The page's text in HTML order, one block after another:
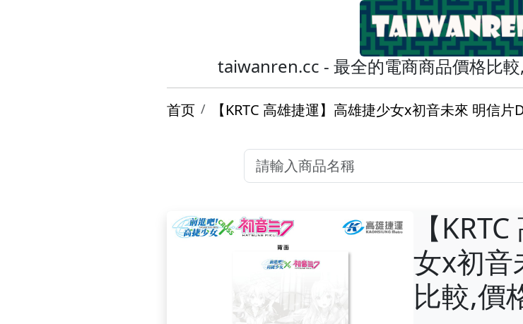
taiwanren.cc - 最全的電商商品價格比
首页 【KRTC 高雄捷運】高雄捷少女x初音未來 明信片
【
女x初音
比較,價